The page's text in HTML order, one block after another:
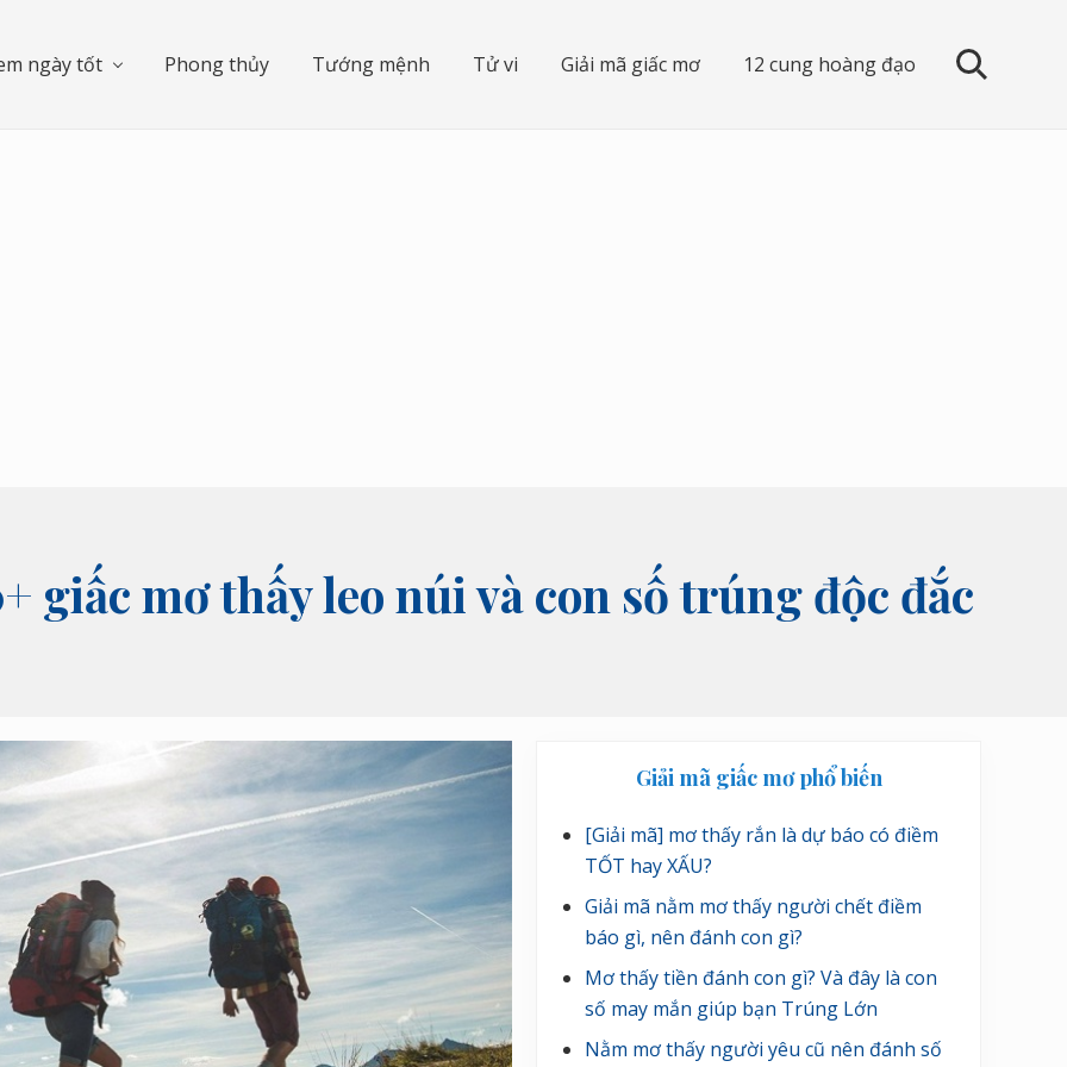
ngày tốt Phong thủy Tướng mệnh Tử vi Giải mã giấc mơ 12 cung hoàng đạo search
giấc mơ thấy leo núi và con số trúng độc đắc
SidebarGiải mã giấc mơ phổ biến
[Giải mã] mơ thấy rắn là dự báo có điềm
TỐT hay XẤU?
Giải mã nằm mơ thấy người chết điềm
báo gì, nên đánh con gì?
Mơ thấy tiền đánh con gì? Và đây là con
số may mắn giúp bạn Trúng Lớn
Nằm mơ thấy người yêu cũ nên đánh số